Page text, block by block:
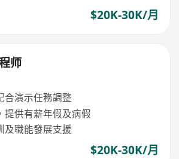
$20K-30K/月
师
合演示任務調整
提供有薪年假及病假
及職能發展支援
$20K-30K/月